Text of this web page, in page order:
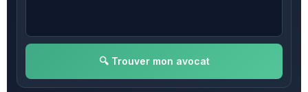
🔍 Trouver mon avocat